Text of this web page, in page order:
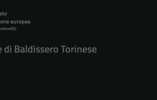
di Baldissero Torinese